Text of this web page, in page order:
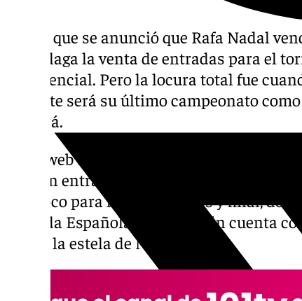
Desde que se anunció que Rafa Nadal
en Málaga la venta de entradas para el
exponencial. Pero la locura total fue
que este será su último campeonato
retirará.
En la web oficial de la competición se
quedan entradas para ver la eliminatoria
tampoco para las semifinales y final,
Armada Española, que también cuenta
seguir la estela de Nadal.